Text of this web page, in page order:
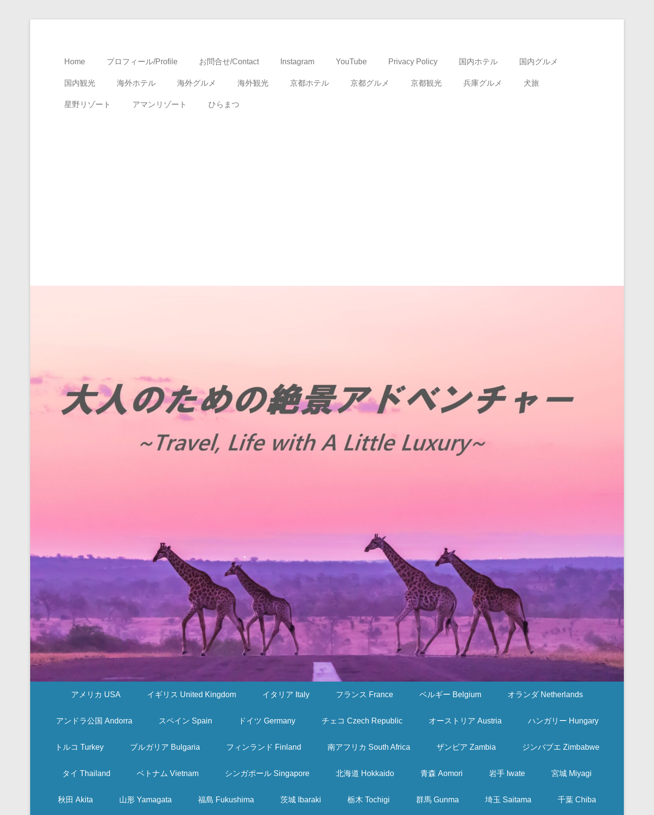
Home プロフィール/Profile お問合せ/Contact Instagram YouTube Privacy Policy 国内ホテル 国内グルメ
国内観光 海外ホテル 海外グルメ 海外観光 京都ホテル 京都グルメ 京都観光 兵庫グルメ 犬旅
星野リゾート アマンリゾート ひらまつ
アメリカ USA イギリス United Kingdom イタリア Italy フランス France ベルギー Belgium オランダ Netherlands
アンドラ公国 Andorra スペイン Spain ドイツ Germany チェコ Czech Republic オーストリア Austria ハンガリー Hungary
トルコ Turkey ブルガリア Bulgaria フィンランド Finland 南アフリカ South Africa ザンビア Zambia ジンバブエ Zimbabwe
タイ Thailand ベトナム Vietnam シンガポール Singapore 北海道 Hokkaido 青森 Aomori 岩手 Iwate 宮城 Miyagi
秋田 Akita 山形 Yamagata 福島 Fukushima 茨城 Ibaraki 栃木 Tochigi 群馬 Gunma 埼玉 Saitama 千葉 Chiba